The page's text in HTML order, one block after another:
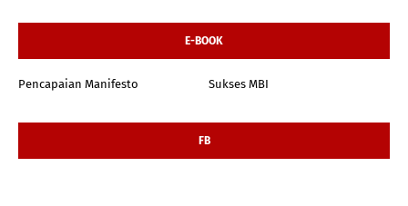
E-BOOK
Pencapaian Manifesto Sukses MBI
FB